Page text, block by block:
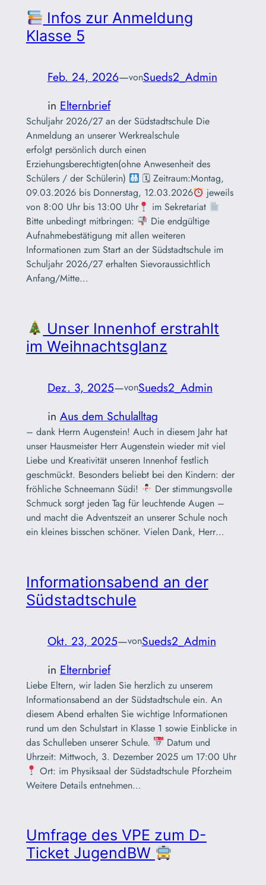
Infos zur Anmeldung
Klasse 5
Feb. 24, 2026—vonSueds2_Admin
in Elternbrief
Schuljahr 2026/27 an der Südstadtschule Die
Anmeldung an unserer Werkrealschule
erfolgt persönlich durch einen
Erziehungsberechtigten(ohne Anwesenheit des
Schülers / der Schülerin)
🗓 Zeitraum:Montag,
09.03.2026 bis Donnerstag, 12.03.2026
jeweils
von 8:00 Uhr bis 13:00 Uhr
im Sekretariat
Bitte unbedingt mitbringen:
Die endgültige
Aufnahmebestätigung mit allen weiteren
Informationen zum Start an der Südstadtschule im
Schuljahr 2026/27 erhalten Sievoraussichtlich
Anfang/Mitte…
Unser Innenhof erstrahlt
im Weihnachtsglanz
Dez. 3, 2025—vonSueds2_Admin
in Aus dem Schulalltag
– dank Herrn Augenstein! Auch in diesem Jahr hat
unser Hausmeister Herr Augenstein wieder mit viel
Liebe und Kreativität unseren Innenhof festlich
geschmückt. Besonders beliebt bei den Kindern: der
fröhliche Schneemann Südi!
Der stimmungsvolle
Schmuck sorgt jeden Tag für leuchtende Augen –
und macht die Adventszeit an unserer Schule noch
ein kleines bisschen schöner. Vielen Dank, Herr…
Informationsabend an der
Südstadtschule
Okt. 23, 2025—vonSueds2_Admin
in Elternbrief
Liebe Eltern, wir laden Sie herzlich zu unserem
Informationsabend an der Südstadtschule ein. An
diesem Abend erhalten Sie wichtige Informationen
rund um den Schulstart in Klasse 1 sowie Einblicke in
das Schulleben unserer Schule.
Datum und
Uhrzeit: Mittwoch, 3. Dezember 2025 um 17:00 Uhr
Ort: im Physiksaal der Südstadtschule Pforzheim
Weitere Details entnehmen…
Umfrage des VPE zum D-
Ticket JugendBW